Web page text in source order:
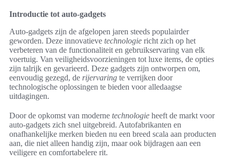
Introductie tot auto-gadgets
Auto-gadgets zijn de afgelopen jaren steeds populairder
geworden. Deze innovatieve technologie richt zich op het
verbeteren van de functionaliteit en gebruikservaring van elk
voertuig. Van veiligheidsvoorzieningen tot luxe items, de opties
zijn talrijk en gevarieerd. Deze gadgets zijn ontworpen om,
eenvoudig gezegd, de rijervaring te verrijken door
technologische oplossingen te bieden voor alledaagse
uitdagingen.
Door de opkomst van moderne technologie heeft de markt voor
auto-gadgets zich snel uitgebreid. Autofabrikanten en
onafhankelijke merken bieden nu een breed scala aan producten
aan, die niet alleen handig zijn, maar ook bijdragen aan een
veiligere en comfortabelere rit.